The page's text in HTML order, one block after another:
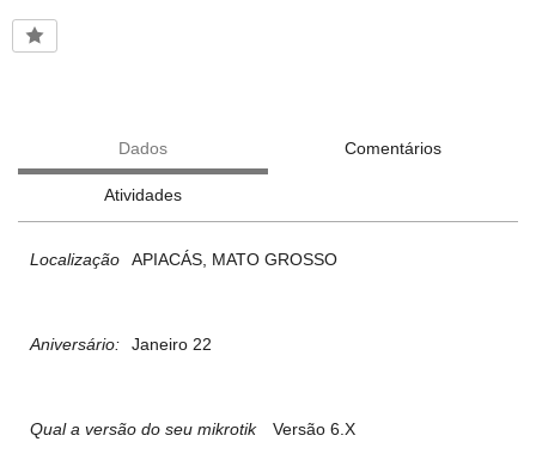
Dados Comentários
Atividades
Localização APIACÁS, MATO GROSSO
Aniversário: Janeiro 22
Qual a versão do seu mikrotik Versão 6.X